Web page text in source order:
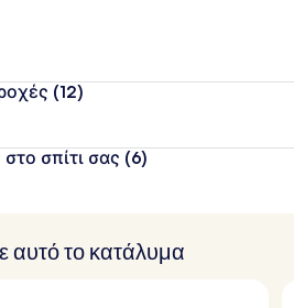
(12)
σπίτι σας (6)
αυτό το κατάλυμα